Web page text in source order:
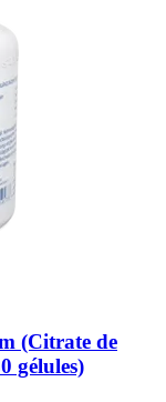
(Citrate de
gélules)